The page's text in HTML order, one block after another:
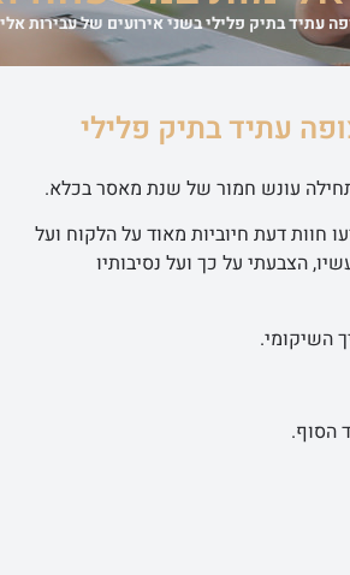
עתיד בתיק פלילי בשני אירועים של עבירות
עתיד בתיק פלילי
עונש חמור של שנת מאסר בכלא.
חוות דעת חיוביות מאוד על הלקוח ועל
הצבעתי על כך ועל נסיבותיו
השיקומי.
הסוף.